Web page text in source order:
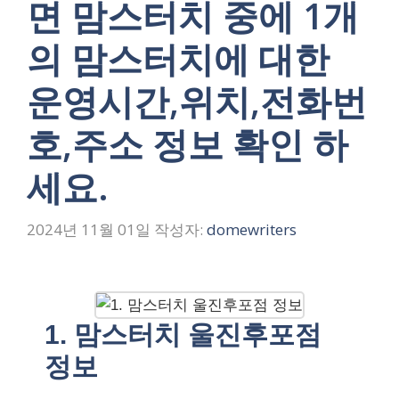
면 맘스터치 중에 1개
의 맘스터치에 대한
운영시간,위치,전화번
호,주소 정보 확인 하
세요.
2024년 11월 01일 작성자: domewriters
1. 맘스터치 울진후포점
정보